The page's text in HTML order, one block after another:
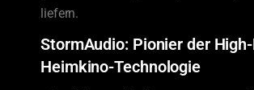
liefern.
StormAudio: Pionier der
Heimkino-Technologie